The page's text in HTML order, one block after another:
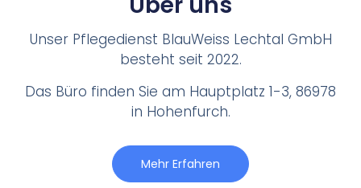
Unser Pflegedienst BlauWeiss Lechtal GmbH
besteht seit 2022.
Das Büro finden Sie am Hauptplatz 1-3, 86978
in Hohenfurch.
Mehr Erfahren